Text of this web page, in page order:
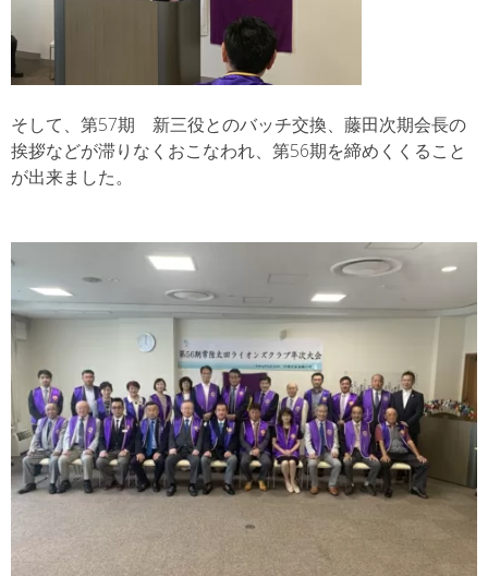
そして、第57期 新三役とのバッチ交換、藤田次期会長の
挨拶などが滞りなくおこなわれ、第56期を締めくくること
が出来ました。